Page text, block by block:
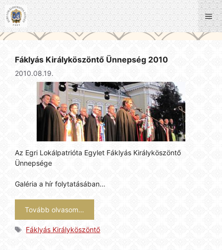
Kilépés
a
tartalomba
Fáklyás Királyköszöntő Ünnepség 2010
2010.08.19.
Az Egri Lokálpatrióta Egylet Fáklyás Királyköszöntő
Ünnepsége
Galéria a hír folytatásában…
Tovább olvasom…
Címkék
Fáklyás Királyköszöntő